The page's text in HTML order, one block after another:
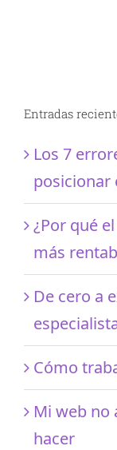
Entradas
Los 7
posicionar
¿Por qué
más
De cero a
Cómo
Mi web no
hacer